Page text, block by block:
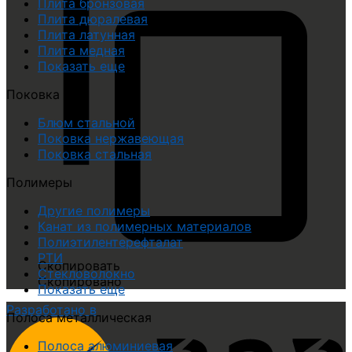
Плита бронзовая
Плита дюралевая
Плита латунная
Плита медная
Показать еще
Поковка
Блюм стальной
Поковка нержавеющая
Поковка стальная
Полимеры
Другие полимеры
Канат из полимерных материалов
Полиэтилентерефталат
РТИ
Стекловолокно
Показать еще
Полоса металлическая
Полоса алюминиевая
Скопировать
Скопировано
Разработано в